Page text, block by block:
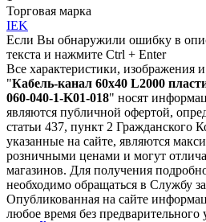
Торговая марка
IEK
Если Вы обнаружили ошибку в
текста и нажмите Ctrl + Enter
Все характеристики, изображения
"Кабель-канал 60х40 L2000
060-040-1-K01-018" носят
являются публичной офертой,
статьи 437, пункт 2 Гражданского
указанные на сайте, являются
розничными ценами и могут
магазинов. Для получения
необходимо обращаться в Службу
Опубликованная на сайте
любое время без предварительного